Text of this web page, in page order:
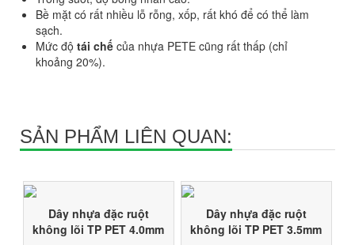
Bề mặt có rất nhiều lỗ rỗng, xốp, rất khó để có thể làm
sạch.
Mức độ tái chế của nhựa PETE cũng rất thấp (chỉ
khoảng 20%).
SẢN PHẨM LIÊN QUAN:
Dây nhựa đặc ruột
không lõi TP PET 4.0mm
Dây nhựa đặc ruột
không lõi TP PET 3.5mm